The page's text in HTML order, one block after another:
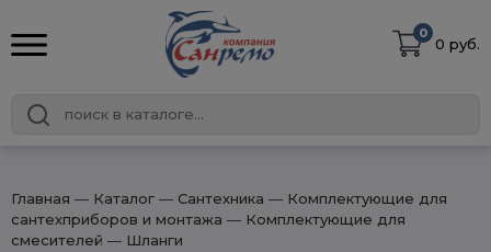
0
0 руб.
Главная ― Каталог ― Сантехника ― Комплектующие для
сантехприборов и монтажа ― Комплектующие для
смесителей ― Шланги